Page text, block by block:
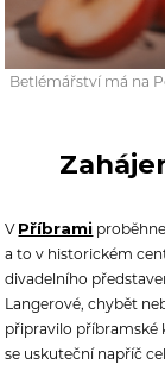
Betlémářství má na
V Příbrami
a to v historickém
divadelního
Langerové, chybět
připravilo příbramské
se uskuteční napříč